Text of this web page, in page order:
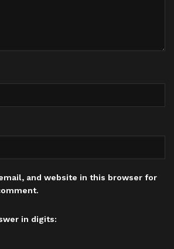
and website in this browser for
in digits: